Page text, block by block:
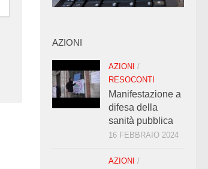
AZIONI
AZIONI /
RESOCONTI
Manifestazione a
difesa della
sanità pubblica
16 FEBBRAIO 2024
AZIONI /